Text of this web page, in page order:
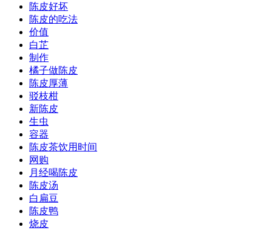
陈皮好坏
陈皮的吃法
价值
白芷
制作
橘子做陈皮
陈皮厚薄
驳枝柑
新陈皮
生虫
容器
陈皮茶饮用时间
网购
月经喝陈皮
陈皮汤
白扁豆
陈皮鸭
烧皮